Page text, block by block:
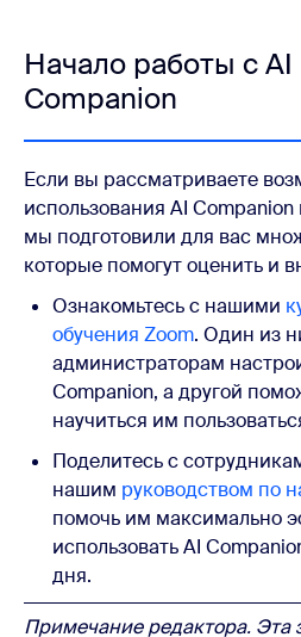
Начало работы с AI
Companion
Если вы рассматриваете
использования AI
мы подготовили для вас
которые помогут оценить и
Ознакомьтесь с нашими
обучения Zoom. Один из
администраторам
Companion, а другой
научиться им
Поделитесь с
нашим руководством по
помочь им максимально
использовать AI
дня.
Примечание редактора. Эта